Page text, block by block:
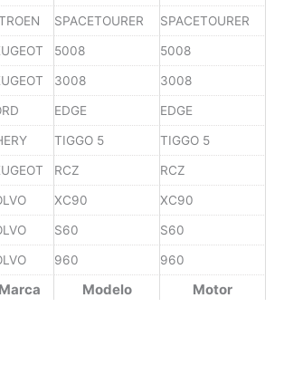
Marca Modelo Motor
SPACETOURER SPACETOURER
5008 5008
3008 3008
EDGE EDGE
TIGGO 5 TIGGO 5
RCZ RCZ
XC90 XC90
S60 S60
960 960